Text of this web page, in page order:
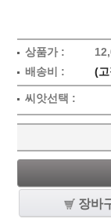
상품가 :
배송비 : (
씨앗선택 :
장바